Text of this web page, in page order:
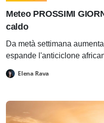
Meteo PROSSIMI
caldo
Da metà settimana
espande l'anticiclone
Elena Rava